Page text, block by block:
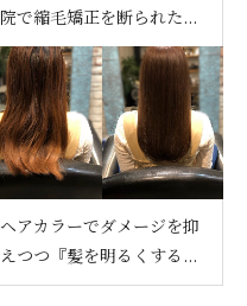
院で縮毛矯正を断られた...
ヘアカラーでダメージを抑
えつつ『髪を明るくする...